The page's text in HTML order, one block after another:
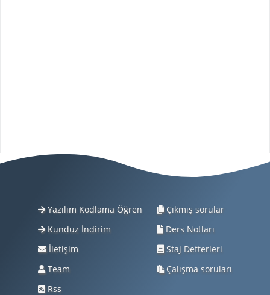
Yazılım Kodlama Öğren
Kunduz İndirim
İletişim
Team
Rss
Çıkmış sorular
Ders Notları
Staj Defterleri
Çalışma soruları